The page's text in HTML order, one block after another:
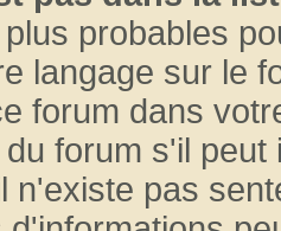
probables
langage sur le
forum dans
forum s'il
n'existe pas